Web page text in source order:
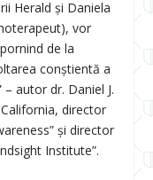
Herald și Daniela
vor
de la
conștientă a
autor dr. Daniel J.
director
și director
Institute”.